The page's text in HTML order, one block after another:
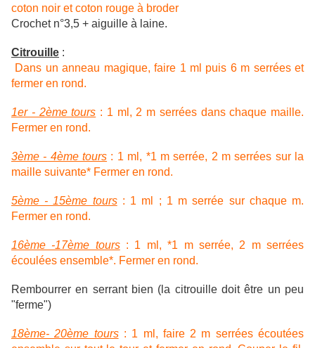
coton noir et coton rouge à broder
Crochet n°3,5 + aiguille à laine.
Citrouille :
Dans un anneau magique, faire 1 ml puis 6 m serrées et
fermer en rond.
1er - 2ème tours : 1 ml, 2 m serrées dans chaque maille.
Fermer en rond.
3ème - 4ème tours : 1 ml, *1 m serrée, 2 m serrées sur la
maille suivante* Fermer en rond.
5ème - 15ème tours: 1 ml ; 1 m serrée sur chaque m.
Fermer en rond.
16ème -17ème tours: 1 ml, *1 m serrée, 2 m serrées
écoulées ensemble*. Fermer en rond.
Rembourrer en serrant bien (la citrouille doit être un peu
"ferme")
18ème- 20ème tours: 1 ml, faire 2 m serrées écoutées